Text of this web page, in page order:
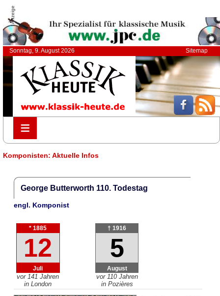
Anzeige
Sonntag, 9. August 2026 Sitemap
≡
≡
Komponisten: Aktuelle Infos
George Butterworth 110. Todestag
engl. Komponist
* 1885
12
Juli
vor 141 Jahren
in London
† 1916
5
August
vor 110 Jahren
in Pozières